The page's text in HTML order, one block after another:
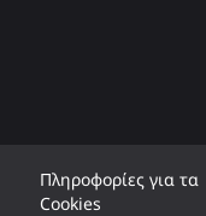
Πληροφορίες για τα
Cookies